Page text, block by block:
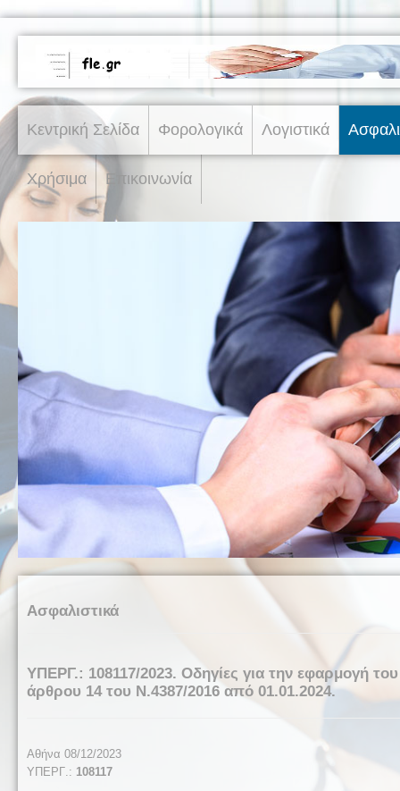
Κεντρική Σελίδα Φορολογικά Λογιστικά
Χρήσιμα Επικοινωνία
Ασφαλιστικά
ΥΠΕΡΓ.: 108117/2023. Οδηγίες για την εφαρμογή
άρθρου 14 του Ν.4387/2016 από 01.01.2024.
Αθήνα 08/12/2023
ΥΠΕΡΓ .: 108117